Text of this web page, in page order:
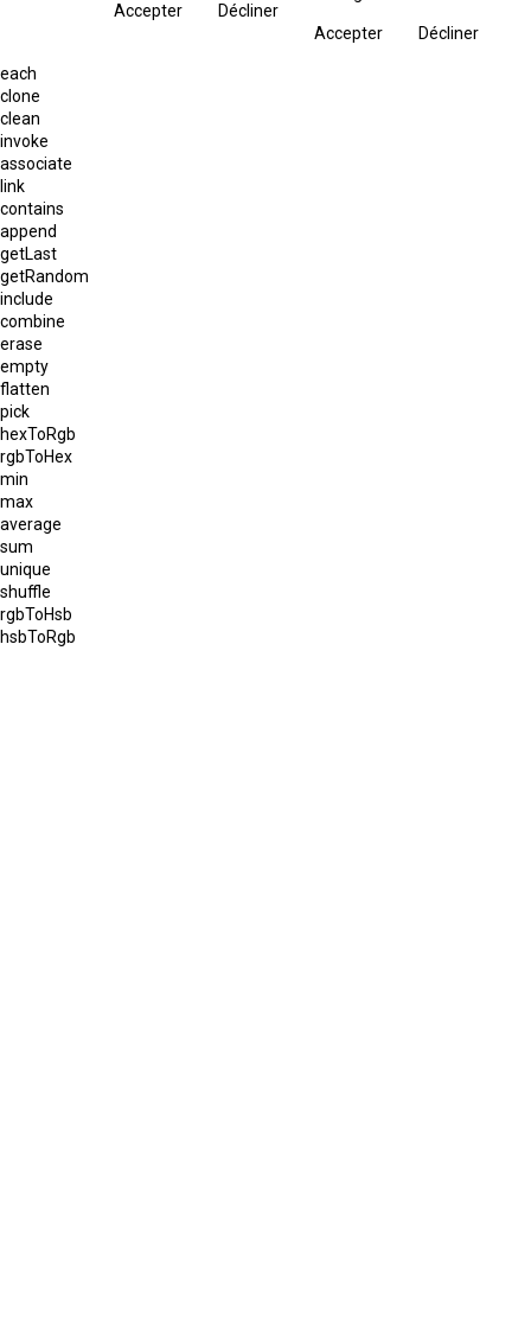
Accepter Décliner
Accepter Décliner
each
clone
clean
invoke
associate
link
contains
append
getLast
getRandom
include
combine
erase
empty
flatten
pick
hexToRgb
rgbToHex
min
max
average
sum
unique
shuffle
rgbToHsb
hsbToRgb